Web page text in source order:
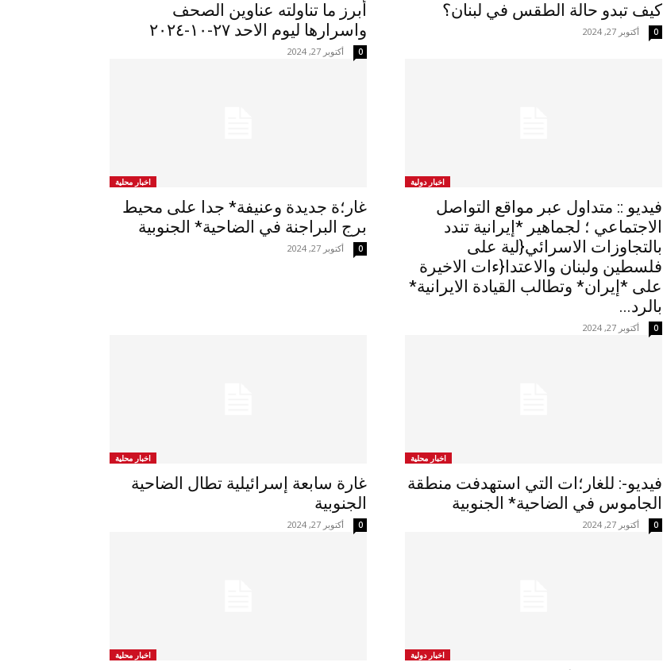
كيف تبدو حالة الطقس في لبنان؟
أكتوبر 27, 2024 0
أبرز ما تناولته عناوين الصحف
واسرارها ليوم الاحد ٢٧-١٠-٢٠٢٤
أكتوبر 27, 2024 0
اخبار دولية
فيديو :: متداول عبر مواقع التواصل
الاجتماعي ؛ لجماهير *إيرانية تندد
بالتجاوزات الاسرائي{لية على
فلسطين ولبنان والاعتدا{ءات الاخيرة
على *إيران* وتطالب القيادة الايرانية*
بالرد...
أكتوبر 27, 2024 0
اخبار محلية
غار؛ة جديدة وعنيفة* جدا على محيط
برج البراجنة في الضاحية* الجنوبية
أكتوبر 27, 2024 0
اخبار محلية
فيديو-: للغار؛ات التي استهدفت منطقة
الجاموس في الضاحية* الجنوبية
أكتوبر 27, 2024 0
اخبار محلية
غارة سابعة إسرائيلية تطال الضاحية
الجنوبية
أكتوبر 27, 2024 0
اخبار دولية اخبار محلية